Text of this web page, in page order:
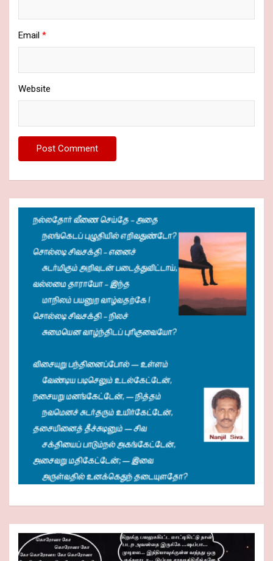
Email *
Website